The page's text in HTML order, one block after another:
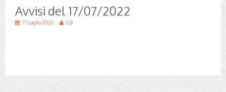
Avvisi del 17/07/2022
17 Luglio 2022 GB